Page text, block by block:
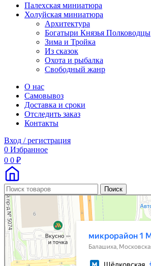
Палехская миниатюра
Холуйская миниатюра
Архитектура
Богатыри Князья Полководцы
Зима и Тройка
Из сказок
Охота и рыбалка
Свободный жанр
О нас
Самовывоз
Доставка и сроки
Отследить заказ
Контакты
Вход / регистрация
0 Избранное
0 0 ₽
Поиск
Москва
Микрорайон 1 Мая, 4к1 — Яндекс Карты